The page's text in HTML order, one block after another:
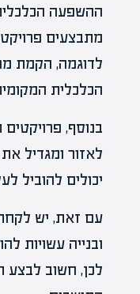
ההשפעה
מתבצעים
לדוגמה, הקמת
הכלכלית
בנוסף,
לאזור ומגדיל
יכולים להוביל
עם זאת, יש לקחת
ובנייה עשויות
לכן, חשוב לבצע